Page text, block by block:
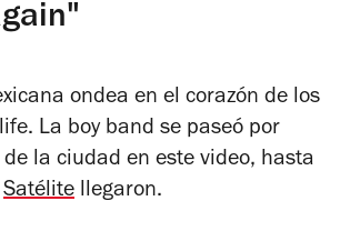
ondea en el corazón de los
La boy band se paseó por
la ciudad en este video, hasta
Satélite llegaron.